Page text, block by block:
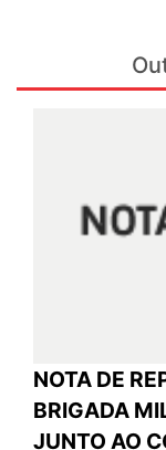
NOTA DE
BRIGADA
JUNTO AO